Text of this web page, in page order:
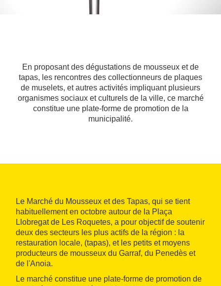
En proposant des dégustations de mousseux et de
tapas, les rencontres des collectionneurs de plaques
de muselets, et autres activités impliquant plusieurs
organismes sociaux et culturels de la ville, ce marché
constitue une plate-forme de promotion de la
municipalité.
Le Marché du Mousseux et des Tapas, qui se tient
habituellement en octobre autour de la Plaça
Llobregat de Les Roquetes, a pour objectif de soutenir
deux des secteurs les plus actifs de la région : la
restauration locale, (tapas), et les petits et moyens
producteurs de mousseux du Garraf, du Penedès et
de l'Anoia.
Le marché constitue une plate-forme de promotion de